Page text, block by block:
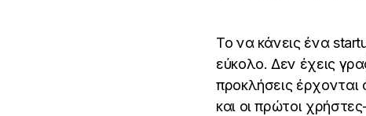
Το να κάνεις ένα
εύκολο. Δεν έχεις
προκλήσεις
και οι πρώτοι